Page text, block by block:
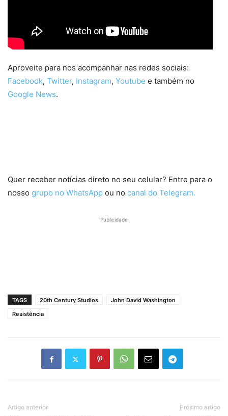
Aproveite para nos acompanhar nas redes sociais:
Facebook, Twitter, Instagram, Youtube e também no
Google News.
Quer receber notícias direto no seu celular? Entre para o
nosso grupo no WhatsApp ou no canal do Telegram.
Publicidade
TAGS 20th Century Studios
John David Washington
Resistência
Artigo anterior Próximo artigo